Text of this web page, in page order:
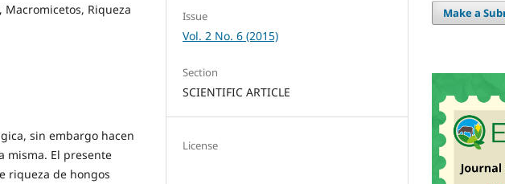
Riqueza
sin embargo hacen
misma. El presente
riqueza de hongos
Issue
Vol. 2 No. 6 (2015)
Section
SCIENTIFIC ARTICLE
License
Make a